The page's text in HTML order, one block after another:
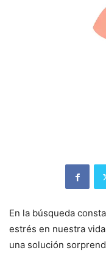
En la búsqueda
estrés en nuestra
una solución